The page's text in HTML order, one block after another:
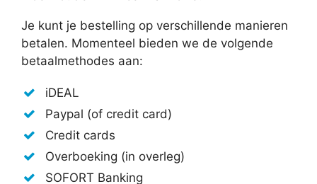
Je kunt je bestelling op verschillende manieren
betalen. Momenteel bieden we de volgende
betaalmethodes aan:
iDEAL
Paypal (of credit card)
Credit cards
Overboeking (in overleg)
SOFORT Banking